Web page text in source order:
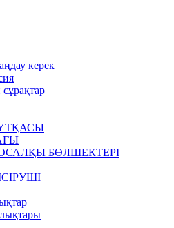
керек
БӨЛШЕКТЕРІ